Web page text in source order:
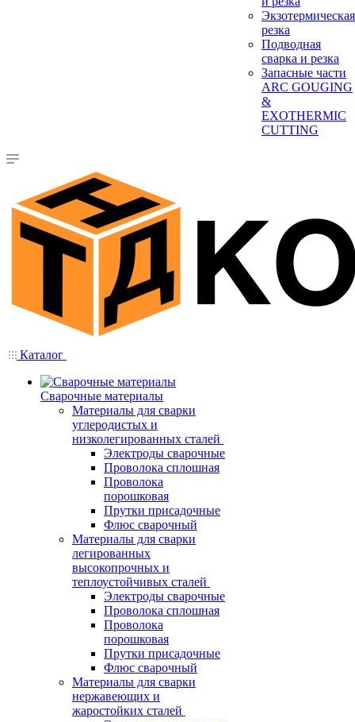
Экзотермическая
резка
Подводная
сварка и резка
Запасные части
ARC GOUGING
&
EXOTHERMIC
CUTTING
Каталог
Сварочные материалы
Материалы для сварки
углеродистых и
низколегированных сталей
Электроды сварочные
Проволока сплошная
Проволока
порошковая
Прутки присадочные
Флюс сварочный
Материалы для сварки
легированных
высокопрочных и
теплоустойчивых сталей
Электроды сварочные
Проволока сплошная
Проволока
порошковая
Прутки присадочные
Флюс сварочный
Материалы для сварки
нержавеющих и
жаростойких сталей